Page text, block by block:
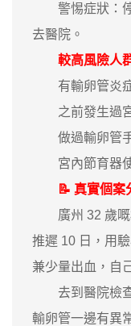
警惕症狀：停
去醫院。
較高風險人
有輸卵管炎
之前發生過
做過輸卵管
宮內節育器
📝 真實個案
廣州 32 歲嘅
推遲 10 日，用
兼少量出血，自
去到醫院檢查
輸卵管一邊有異